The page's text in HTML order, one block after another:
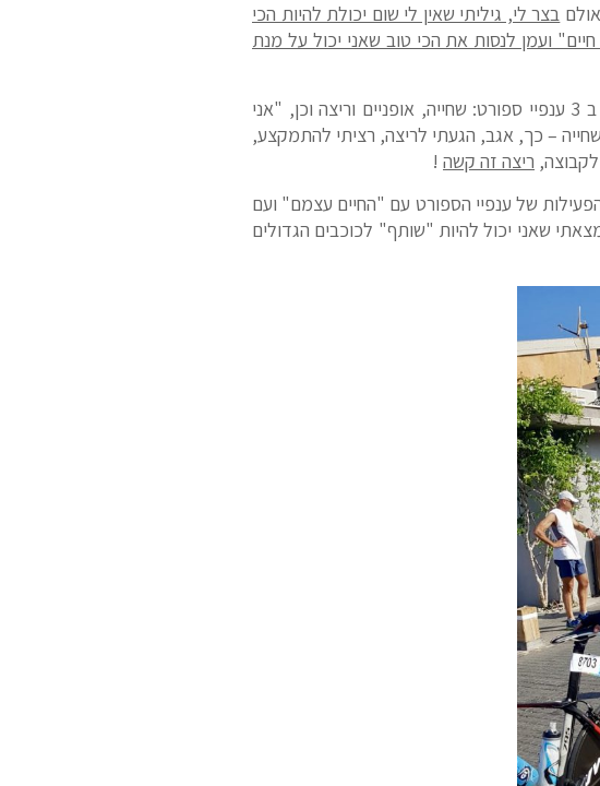
בצר לי, גיליתי שאין לי שום יכולת להיות הכי
ועמן לנסות את הכי טוב שאני יכול על מנת
שם ישנה התמקדות ב 3 ענפיי ספורט: שחייה, אופניים וריצה וכן, "אני
– כך, אגב, הגעתי לריצה, רציתי להתמקצע,
ריצה זה קשה !
של ענפיי הספורט עם "החיים עצמם" ועם
שאני יכול להיות "שותף" לכוכבים הגדולים